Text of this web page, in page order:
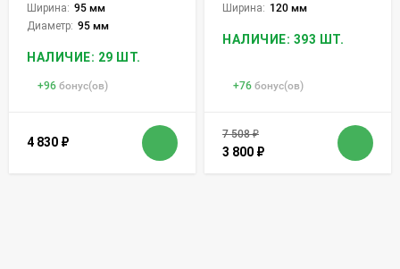
Ширина: 95 мм
Диаметр: 95 мм
НАЛИЧИЕ: 29 ШТ.
+96 бонус(ов)
4 830 ₽
Ширина: 120 мм
НАЛИЧИЕ: 393 ШТ.
+76 бонус(ов)
7 508₽
3 800 ₽